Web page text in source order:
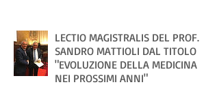
LECTIO MAGISTRALIS DEL PROF.
SANDRO MATTIOLI DAL TITOLO
"EVOLUZIONE DELLA MEDICINA
NEI PROSSIMI ANNI"